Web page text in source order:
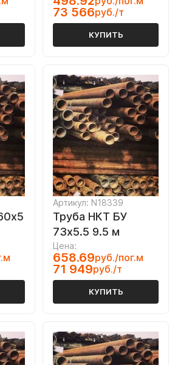
73 566руб./т
КУПИТЬ
Артикул: N18339
Труба НКТ БУ
73х5.5 9.5 м
Цена:
658.69руб./пог.м
71 949руб./т
КУПИТЬ